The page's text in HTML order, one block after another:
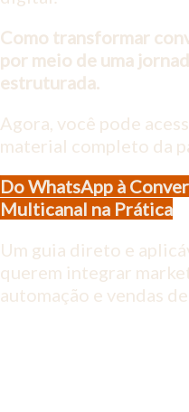
Como transformar
por meio de uma
estruturada.
Agora, você pode
material completo da
Do WhatsApp à
Multicanal na Prática
Um guia direto e
querem integrar
automação e vendas